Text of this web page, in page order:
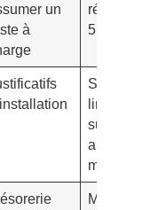
un
à
réduite de
5 à 15 %
Surprime
limitée ou
après 12
mois
Moins